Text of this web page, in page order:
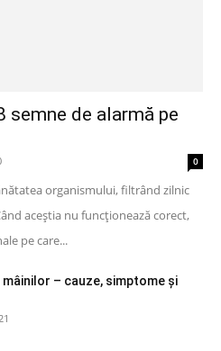
semne de alarmă pe
0
organismului, filtrând zilnic
aceștia nu funcționează corect,
pe care...
– cauze, simptome și